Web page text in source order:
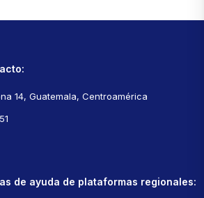
14, Guatemala, Centroamérica
de ayuda de plataformas regionales: